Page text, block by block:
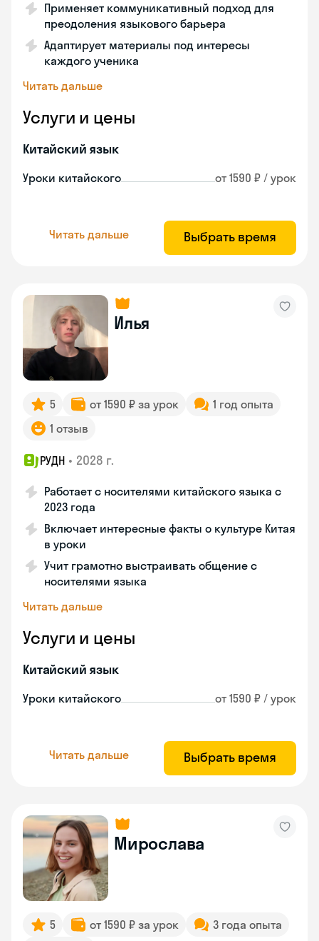
Применяет коммуникативный подход для
преодоления языкового барьера
Адаптирует материалы под интересы
каждого ученика
Читать дальше
Услуги и цены
Китайский язык
Уроки китайского от 1590 ₽ / урок
Читать дальше Выбрать время
Илья
5 от 1590 ₽ за урок
1 год опыта
1 отзыв
РУДН • 2028 г.
Работает с носителями китайского языка с
2023 года
Включает интересные факты о культуре Китая
в уроки
Учит грамотно выстраивать общение с
носителями языка
Читать дальше
Услуги и цены
Китайский язык
Уроки китайского от 1590 ₽ / урок
Читать дальше Выбрать время
Мирослава
5 от 1590 ₽ за урок
3 года опыта